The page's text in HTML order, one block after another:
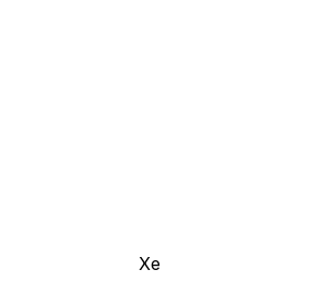
Xe